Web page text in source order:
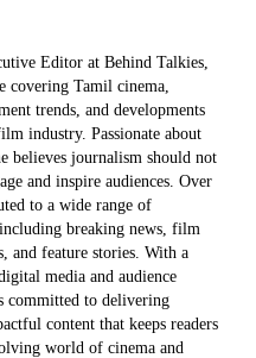
Editor at Behind Talkies,
covering Tamil cinema,
trends, and developments
industry. Passionate about
believes journalism should not
and inspire audiences. Over
to a wide range of
breaking news, film
and feature stories. With a
media and audience
committed to delivering
content that keeps readers
world of cinema and